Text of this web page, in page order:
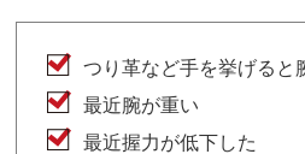
つり革など手を挙げると
最近腕が重い
最近握力が低下した